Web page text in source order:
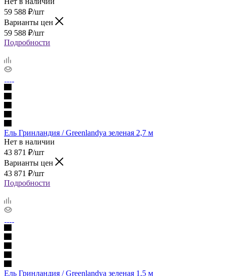
59 588 ₽/шт
Варианты цен
59 588 ₽/шт
Подробности
Ель Гринландия / Greenlandya зеленая 2,7 м
Нет в наличии
43 871 ₽/шт
Варианты цен
43 871 ₽/шт
Подробности
Ель Гринландия / Greenlandya зеленая 1,5 м